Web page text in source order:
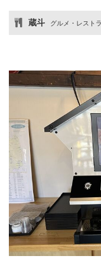
蔵斗 グルメ・レスト